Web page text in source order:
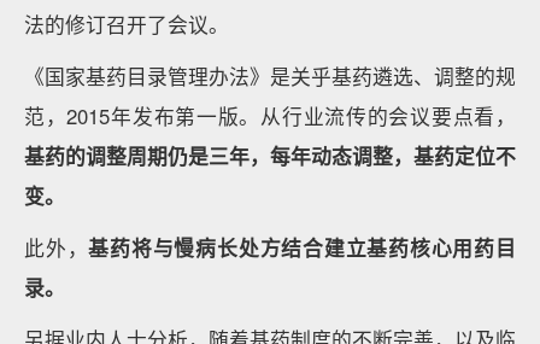
法的修订召开了会议。
《国家基药目录管理办法》是关乎基药遴选、调整的规
范，2015年发布第一版。从行业流传的会议要点看，
基药的调整周期仍是三年，每年动态调整，基药定位不
变。
此外，基药将与慢病长处方结合建立基药核心用药目
录。